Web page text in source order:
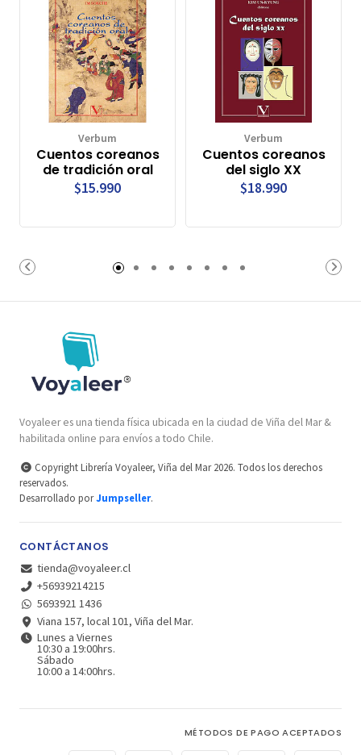
Verbum
Cuentos coreanos
de tradición oral
$15.990
Verbum
Cuentos coreanos
del siglo XX
$18.990
Voyaleer es una tienda física ubicada en la ciudad de Viña del Mar &
habilitada online para envíos a todo Chile.
Copyright Librería Voyaleer, Viña del Mar 2026. Todos los derechos
reservados.
Desarrollado porJumpseller.
CONTÁCTANOS
tienda@voyaleer.cl
+56939214215
5693921 1436
Viana 157, local 101, Viña del Mar.
Lunes a Viernes
10:30 a 19:00hrs.
Sábado
10:00 a 14:00hrs.
MÉTODOS DE PAGO ACEPTADOS